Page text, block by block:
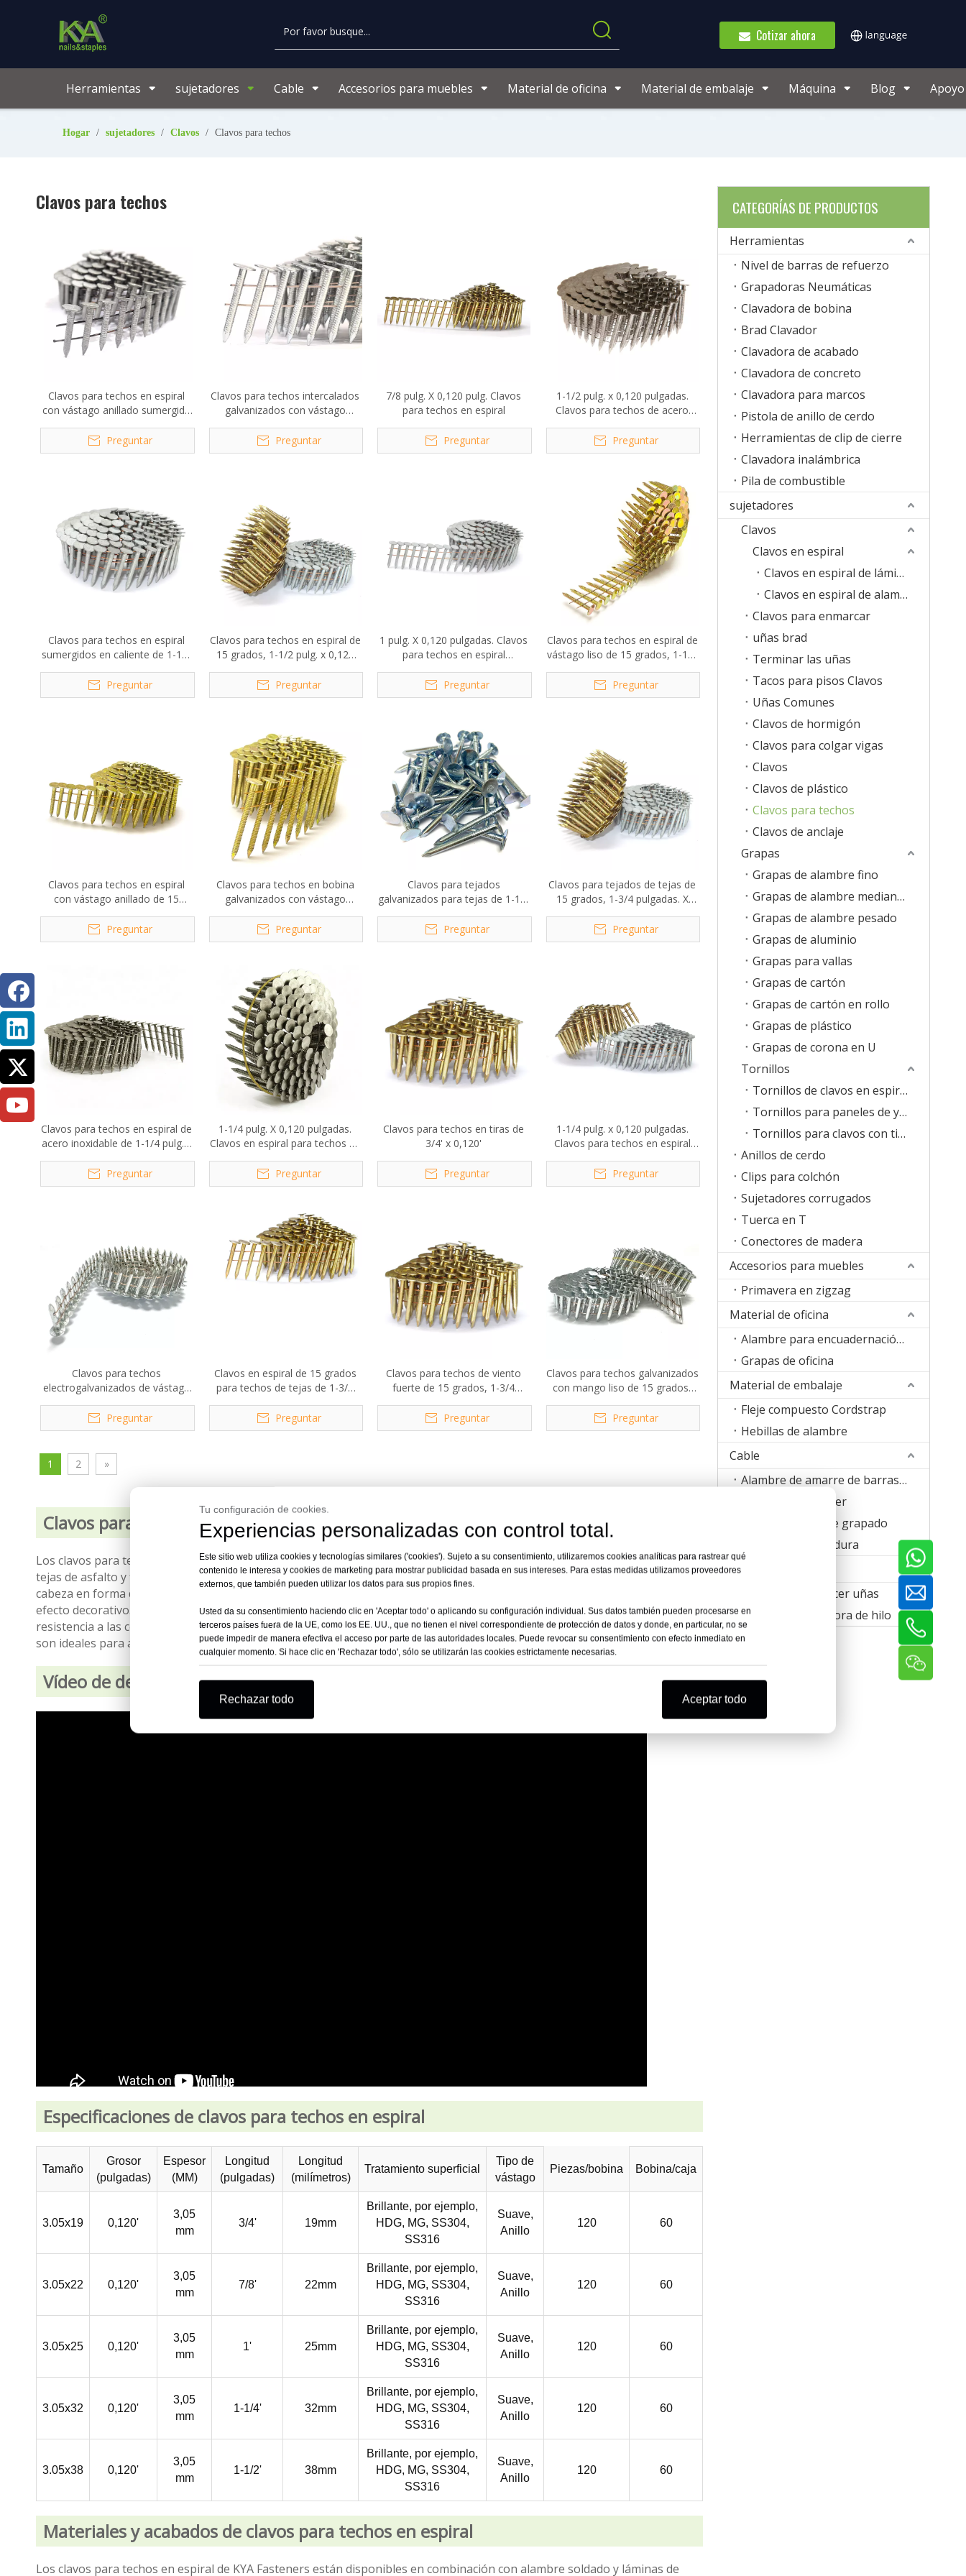
Cotizar ahora
Herramientas sujetadores Cable Accesorios para muebles Material de oficina Material de embalaje Máquina Blog Apoyo
Hogar / sujetadores / Clavos / Clavos para techos
Clavos para techos
Clavos para techos en espiral
con vástago anillado sumergido
en caliente de 1 pulg. x 0,120
pulg.
Preguntar
Clavos para techos intercalados
galvanizados con vástago
anillado de 15 grados, 1-1/4
pulgadas x .120
Preguntar
7/8 pulg. X 0,120 pulg. Clavos
para techos en espiral
Preguntar
1-1/2 pulg. x 0,120 pulgadas.
Clavos para techos de acero
inoxidable 316
Preguntar
Clavos para techos en espiral
sumergidos en caliente de 1-1/2
pulg. x 0,120 pulg.
Preguntar
Clavos para techos en espiral de
15 grados, 1-1/2 pulg. x 0,120
pulg.
Preguntar
1 pulg. X 0,120 pulgadas. Clavos
para techos en espiral
galvanizados por inmersión en
caliente
Preguntar
Clavos para techos en espiral de
vástago liso de 15 grados, 1-1/4
pulgadas x .120
Preguntar
Clavos para techos en espiral
con vástago anillado de 15
grados, 1-1/4 pulgadas x .120
Preguntar
Clavos para techos en bobina
galvanizados con vástago
anillado de 15 grados, 1-3/4
pulgadas x 0,120 pulgadas
Preguntar
Clavos para tejados
galvanizados para tejas de 1-1/2
pulgadas. X 0,120 pulgadas.
Preguntar
Clavos para tejados de tejas de
15 grados, 1-3/4 pulgadas. X
0,120 pulgadas.
Preguntar
Clavos para techos en espiral de
acero inoxidable de 1-1/4 pulg. x
0,120 pulg.
Preguntar
1-1/4 pulg. X 0,120 pulgadas.
Clavos en espiral para techos de
acero inoxidable con vástago
anillado
Preguntar
Clavos para techos en tiras de
3/4' x 0,120'
Preguntar
1-1/4 pulg. x 0,120 pulgadas.
Clavos para techos en espiral
galvanizados
Preguntar
Clavos para techos
electrogalvanizados de vástago
liso de 15 grados, 7/8 pulgadas
x 0,120
Preguntar
Clavos en espiral de 15 grados
para techos de tejas de 1-3/4
pulg. X 0,120 pulgadas.
Preguntar
Clavos para techos de viento
fuerte de 15 grados, 1-3/4
pulgadas. X 0,120 pulgadas.
Preguntar
Clavos para techos galvanizados
con mango liso de 15 grados,
7/8 pulgadas x 0,120
Preguntar
1 2 »
Clavos para techos industriales para fijación de tejas y papel alquitranado
Los clavos para techos de KYA Fasteners están diseñados para una instalación segura de materiales para techos, incluidas
tejas de asfalto y fibra de vidrio, papel alquitranado impermeable y paneles aislantes. Con vástagos lisos o retorcidos y una
cabeza en forma de paraguas, estos clavos evitan que las láminas para techos se rompan y al mismo tiempo brindan un
efecto decorativo. Fabricados en acero al carbono Q195, Q235, acero inoxidable 304/316, cobre o aluminio, garantizan
resistencia a las condiciones climáticas extremas y a la corrosión. Disponibles con alambre soldado y láminas de plástico,
son ideales para aplicaciones de techado de gran volumen.
Vídeo de demostración de clavos para tejados
Especificaciones de clavos para techos en espiral
Tamaño
Grosor
(pulgadas)
Espesor
(MM)
Longitud
(pulgadas)
Longitud
(milímetros)
Tratamiento superficial
Tipo de
vástago
Piezas/bobina Bobina/caja
3.05x19 0,120'
3,05
mm
3/4' 19mm
Brillante, por ejemplo,
HDG, MG, SS304,
SS316
Suave,
Anillo
120 60
3.05x22 0,120'
3,05
mm
7/8' 22mm
Brillante, por ejemplo,
HDG, MG, SS304,
SS316
Suave,
Anillo
120 60
3.05x25 0,120'
3,05
mm
1' 25mm
Brillante, por ejemplo,
HDG, MG, SS304,
SS316
Suave,
Anillo
120 60
3.05x32 0,120'
3,05
mm
1-1/4' 32mm
Brillante, por ejemplo,
HDG, MG, SS304,
SS316
Suave,
Anillo
120 60
3.05x38 0,120'
3,05
mm
1-1/2' 38mm
Brillante, por ejemplo,
HDG, MG, SS304,
SS316
Suave,
Anillo
120 60
Materiales y acabados de clavos para techos en espiral
Los clavos para techos en espiral de KYA Fasteners están disponibles en combinación con alambre soldado y láminas de
CATEGORÍAS DE PRODUCTOS
Herramientas
Nivel de barras de refuerzo
Grapadoras Neumáticas
Clavadora de bobina
Brad Clavador
Clavadora de acabado
Clavadora de concreto
Clavadora para marcos
Pistola de anillo de cerdo
Herramientas de clip de cierre
Clavadora inalámbrica
Pila de combustible
sujetadores
Clavos
Clavos en espiral
Clavos en espiral de láminas de plástico
Clavos en espiral de alambre
Clavos para enmarcar
uñas brad
Terminar las uñas
Tacos para pisos Clavos
Uñas Comunes
Clavos de hormigón
Clavos para colgar vigas
Clavos
Clavos de plástico
Clavos para techos
Clavos de anclaje
Grapas
Grapas de alambre fino
Grapas de alambre medianas
Grapas de alambre pesado
Grapas de aluminio
Grapas para vallas
Grapas de cartón
Grapas de cartón en rollo
Grapas de plástico
Grapas de corona en U
Tornillos
Tornillos de clavos en espiral
Tornillos para paneles de yeso en tiras
Tornillos para clavos con tiras de plástico
Anillos de cerdo
Clips para colchón
Sujetadores corrugados
Tuerca en T
Conectores de madera
Accesorios para muebles
Primavera en zigzag
Material de oficina
Alambre para encuadernación de libros
Grapas de oficina
Material de embalaje
Fleje compuesto Cordstrap
Hebillas de alambre
Cable
Alambre de amarre de barras de refuerzo
Alambre para coser
Banda de alambre grapado
Alambre de soldadura
Máquina
Máquina para hacer uñas
Máquina laminadora de hilo
Tu configuración de cookies.
Experiencias personalizadas con control total.
Este sitio web utiliza cookies y tecnologías similares ('cookies'). Sujeto a su consentimiento, utilizaremos cookies analíticas para rastrear qué
contenido le interesa y cookies de marketing para mostrar publicidad basada en sus intereses. Para estas medidas utilizamos proveedores
externos, que también pueden utilizar los datos para sus propios fines.
Usted da su consentimiento haciendo clic en 'Aceptar todo' o aplicando su configuración individual. Sus datos también pueden procesarse en
terceros países fuera de la UE, como los EE. UU., que no tienen el nivel correspondiente de protección de datos y donde, en particular, no se
puede impedir de manera efectiva el acceso por parte de las autoridades locales. Puede revocar su consentimiento con efecto inmediato en
cualquier momento. Si hace clic en 'Rechazar todo', sólo se utilizarán las cookies estrictamente necesarias.
Rechazar todo Aceptar todo